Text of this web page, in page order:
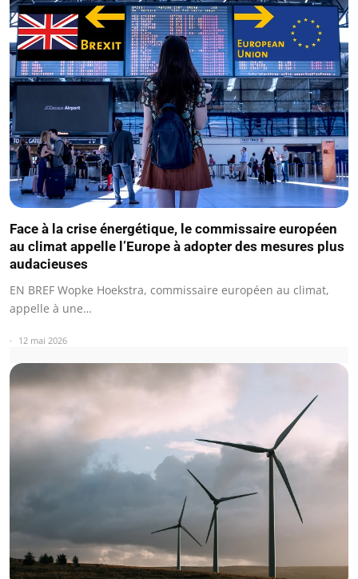
Face à la crise énergétique, le commissaire européen
au climat appelle l’Europe à adopter des mesures plus
audacieuses
EN BREF Wopke Hoekstra, commissaire européen au climat,
appelle à une…
12 mai 2026